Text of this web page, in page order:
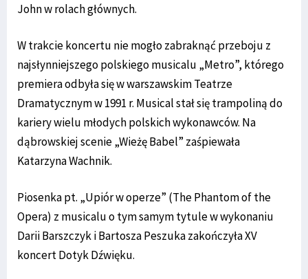
John w rolach głównych.
W trakcie koncertu nie mogło zabraknąć przeboju z
najsłynniejszego polskiego musicalu „Metro”, którego
premiera odbyła się w warszawskim Teatrze
Dramatycznym w 1991 r. Musical stał się trampoliną do
kariery wielu młodych polskich wykonawców. Na
dąbrowskiej scenie „Wieżę Babel” zaśpiewała
Katarzyna Wachnik.
Piosenka pt. „Upiór w operze” (The Phantom of the
Opera) z musicalu o tym samym tytule w wykonaniu
Darii Barszczyk i Bartosza Peszuka zakończyła XV
koncert Dotyk Dźwięku.